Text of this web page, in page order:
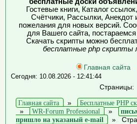
Гостевые книги, Каталог
Счётчики, Рассылки, Анекдот
пожелания для новых версий.
для Вашего сайта,
Скачать скрипты можно
бесплатные php скрипты
Главная сайта
Сегодня: 10.08.2026 - 12:41:44
Страницы:
Главная сайта
»
Бесплатные PHP
»
WR-Forum Professional »
пришло на указаный e-mail
»